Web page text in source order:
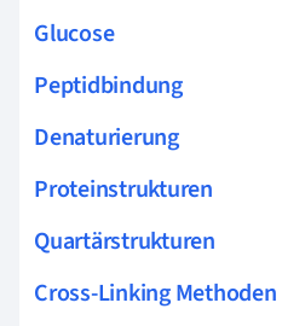
Glucose
Peptidbindung
Denaturierung
Proteinstrukturen
Quartärstrukturen
Cross-Linking Methoden